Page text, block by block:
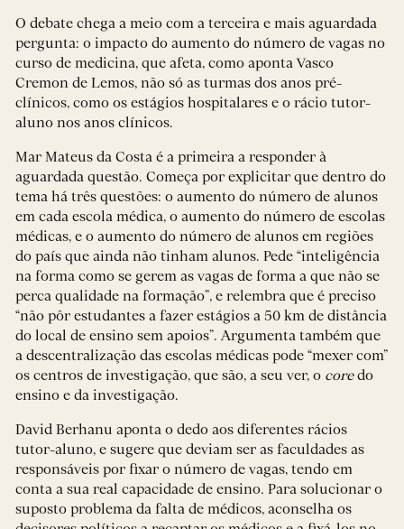
O debate chega a meio com a terceira e mais aguardada
pergunta: o impacto do aumento do número de vagas no
curso de medicina, que afeta, como aponta Vasco
Cremon de Lemos, não só as turmas dos anos pré-
clínicos, como os estágios hospitalares e o rácio tutor-
aluno nos anos clínicos.
Mar Mateus da Costa é a primeira a responder à
aguardada questão. Começa por explicitar que dentro do
tema há três questões: o aumento do número de alunos
em cada escola médica, o aumento do número de escolas
médicas, e o aumento do número de alunos em regiões
do país que ainda não tinham alunos. Pede “inteligência
na forma como se gerem as vagas de forma a que não se
perca qualidade na formação”, e relembra que é preciso
“não pôr estudantes a fazer estágios a 50 km de distância
do local de ensino sem apoios”. Argumenta também que
a descentralização das escolas médicas pode “mexer com”
os centros de investigação, que são, a seu ver, o coredo
ensino e da investigação.
David Berhanu aponta o dedo aos diferentes rácios
tutor-aluno, e sugere que deviam ser as faculdades as
responsáveis por fixar o número de vagas, tendo em
conta a sua real capacidade de ensino. Para solucionar o
suposto problema da falta de médicos, aconselha os